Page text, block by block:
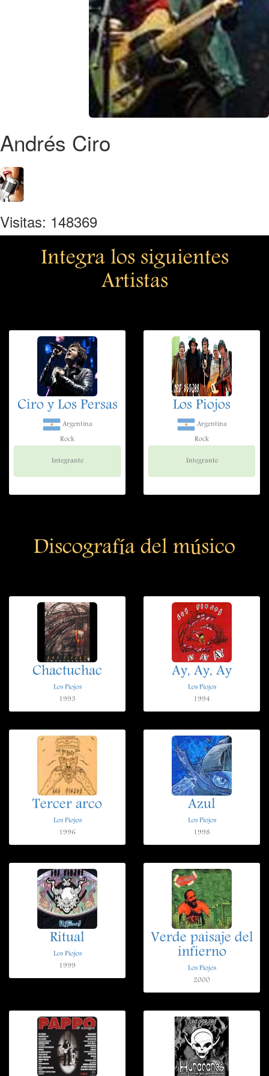
Andrés Ciro
Visitas: 148369
Integra los siguientes
Artistas
Ciro y Los Persas
Argentina
Rock
Integrante
Los Piojos
Argentina
Rock
Integrante
Discografía del músico
Chactuchac
Los Piojos
1993
Ay, Ay, Ay
Los Piojos
1994
Tercer arco
Los Piojos
1996
Azul
Los Piojos
1998
Ritual
Los Piojos
1999
Verde paisaje del
infierno
Los Piojos
2000